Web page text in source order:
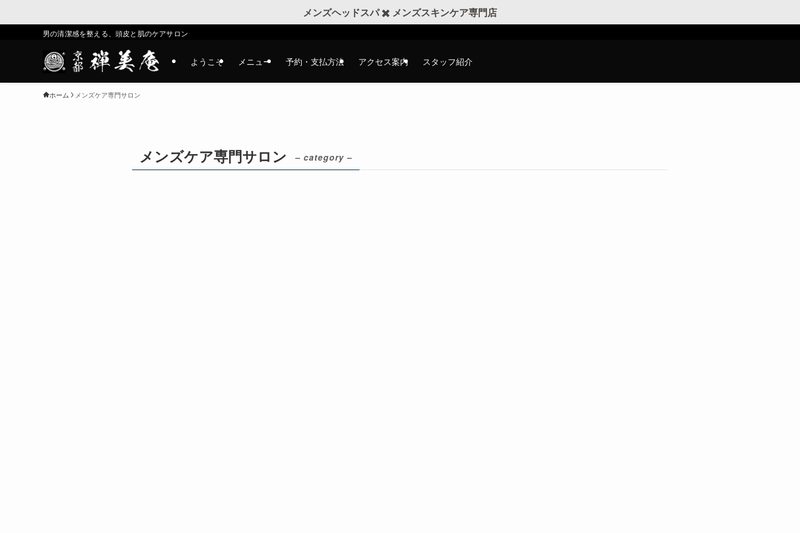
メンズヘッドスパ ✖️ メンズスキンケア専門店
男の清潔感を整える、頭皮と肌のケアサロン
ようこそ メニュー 予約・支払方法 アクセス案内 スタッフ紹介
ホーム メンズケア専門サロン
メンズケア専門サロン – category –